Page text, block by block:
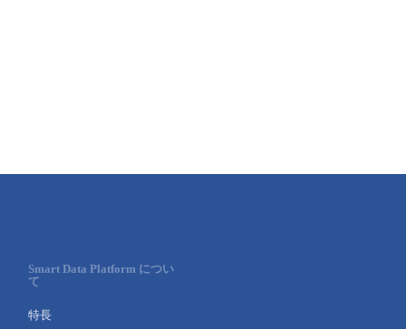
Smart Data Platform につい
て
特長